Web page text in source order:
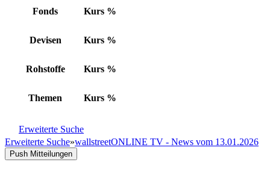
Fonds Kurs %
Devisen Kurs %
Rohstoffe Kurs %
Themen Kurs %
Erweiterte Suche
Erweiterte Suche»wallstreetONLINE TV - News vom 13.01.2026
Push Mitteilungen